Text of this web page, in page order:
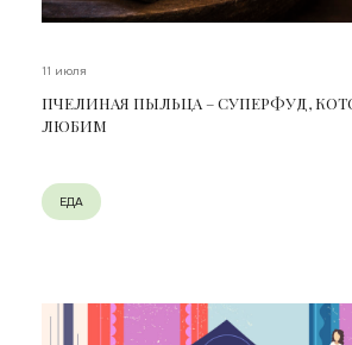
11 июля
ПЧЕЛИНАЯ ПЫЛЬЦА – СУПЕРФУД,
ЛЮБИМ
ЕДА